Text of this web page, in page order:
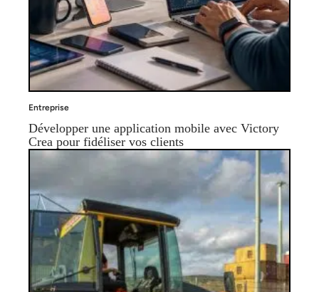
Entreprise
Développer une application mobile avec Victory
Crea pour fidéliser vos clients